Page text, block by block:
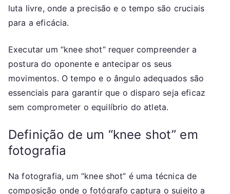
luta livre, onde a precisão e o tempo são cruciais
para a eficácia.
Executar um “knee shot” requer compreender a
postura do oponente e antecipar os seus
movimentos. O tempo e o ângulo adequados são
essenciais para garantir que o disparo seja eficaz
sem comprometer o equilíbrio do atleta.
Definição de um “knee shot” em
fotografia
Na fotografia, um “knee shot” é uma técnica de
composição onde o fotógrafo captura o sujeito a